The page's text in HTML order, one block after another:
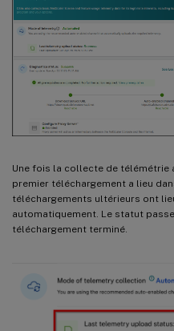
Une fois la collecte de télémétrie
premier téléchargement a lieu
téléchargements ultérieurs ont
automatiquement. Le statut
téléchargement terminé.